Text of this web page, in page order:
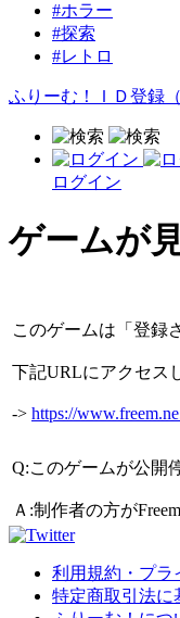
#ホラー
#探索
#レトロ
ふりーむ！ＩＤ登録（
ログイン
ゲームが
このゲームは「登録
下記URLにアクセス
-> https://
Q:このゲームが公開
Ａ:制作者の方が
利用規約・プラ
特定商取引法に